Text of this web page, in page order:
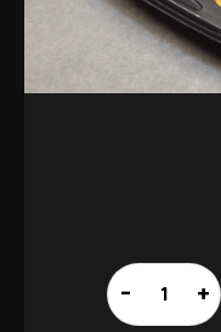
Nasi
aantal
– +